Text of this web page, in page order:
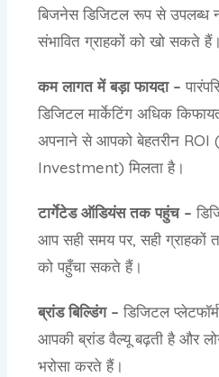
बिजनेस डिजिटल रूप से उपलब्ध
संभावित ग्राहकों को खो सकते हैं।
कम लागत में बड़ा फायदा –
डिजिटल मार्केटिंग अधिक
अपनाने से आपको बेहतरीन
Investment) मिलता है।
टार्गेटेड ऑडियंस तक पहुंच –
आप सही समय पर, सही ग्राहकों
को पहुँचा सकते हैं।
ब्रांड बिल्डिंग – डिजिटल
आपकी ब्रांड वैल्यू बढ़ती है और
भरोसा करते हैं।